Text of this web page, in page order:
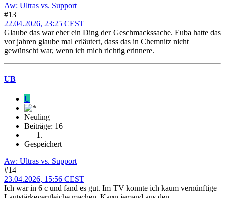
Aw: Ultras vs. Support
#13
22.04.2026, 23:25 CEST
Glaube das war eher ein Ding der Geschmackssache. Euba hatte das
vor jahren glaube mal erläutert, dass das in Chemnitz nicht
gewünscht war, wenn ich mich richtig erinnere.
UB
U
Neuling
Beiträge: 16
Gespeichert
Aw: Ultras vs. Support
#14
23.04.2026, 15:56 CEST
Ich war in 6 c und fand es gut. Im TV konnte ich kaum vernünftige